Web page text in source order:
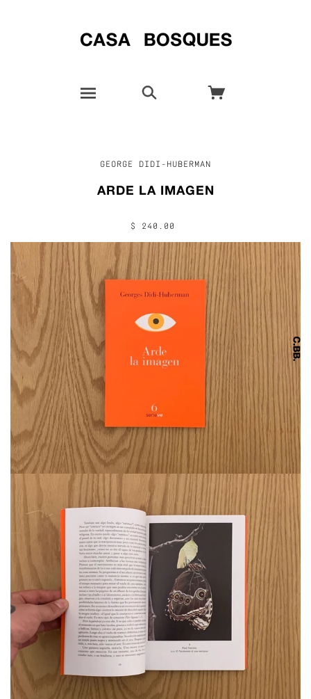
GEORGE DIDI-HUBERMAN
ARDE LA IMAGEN
$ 240.00